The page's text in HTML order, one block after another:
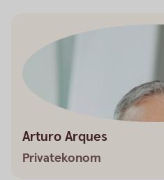
Arturo Arques
Privatekonom